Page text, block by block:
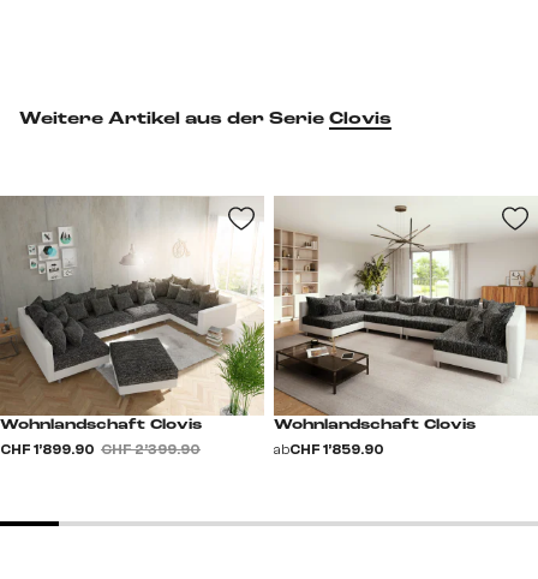
Weitere Artikel aus der Serie Clovis
Wohnlandschaft Clovis
CHF 1’899.90 CHF 2’399.90
Wohnlandschaft Clovis
abCHF 1’859.90